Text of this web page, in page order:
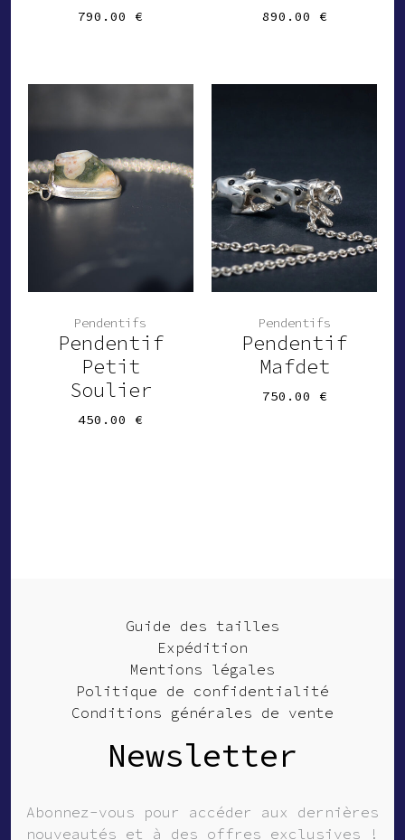
790.00 € 890.00 €
Pendentifs
Pendentif
Petit
Soulier
450.00 €
Pendentifs
Pendentif
Mafdet
750.00 €
Guide des tailles
Expédition
Mentions légales
Politique de confidentialité
Conditions générales de vente
Newsletter
Abonnez-vous pour accéder aux dernières
nouveautés et à des offres exclusives !